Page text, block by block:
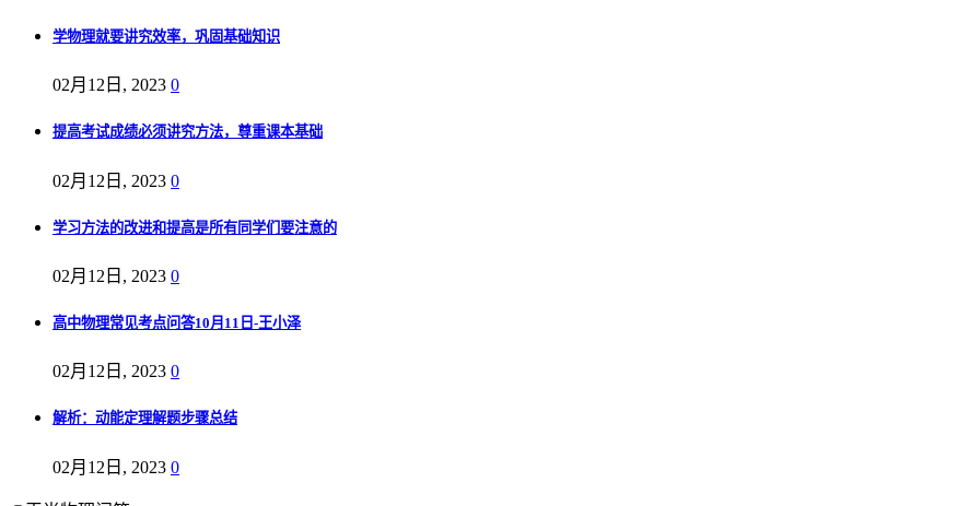
学物理就要讲究效率，巩固基础知识
02月12日, 2023 0
提高考试成绩必须讲究方法，尊重课本基础
02月12日, 2023 0
学习方法的改进和提高是所有同学们要注意的
02月12日, 2023 0
高中物理常见考点问答10月11日-王小泽
02月12日, 2023 0
解析：动能定理解题步骤总结
02月12日, 2023 0